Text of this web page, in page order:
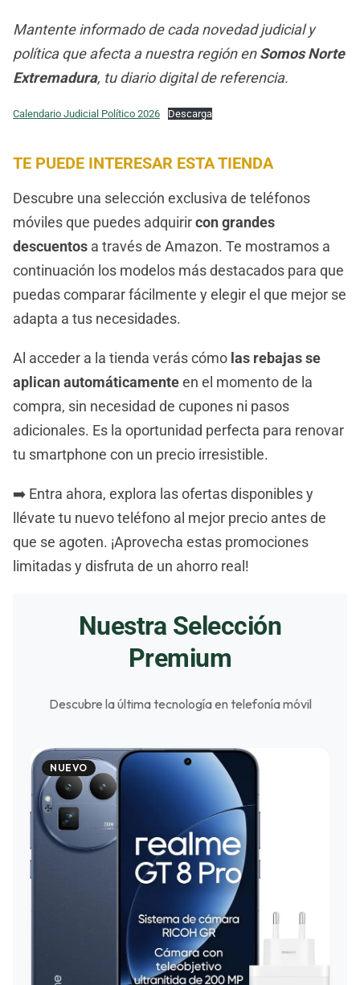
Mantente informado de cada novedad judicial y
política que afecta a nuestra región enSomos Norte
Extremadura, tu diario digital de referencia.
Calendario Judicial Político 2026 Descarga
TE PUEDE INTERESAR ESTA TIENDA
Descubre una selección exclusiva de teléfonos
móviles que puedes adquirircon grandes
descuentos a través de Amazon. Te mostramos a
continuación los modelos más destacados para que
puedas comparar fácilmente y elegir el que mejor se
adapta a tus necesidades.
Al acceder a la tienda verás cómo las rebajas se
aplican automáticamenteen el momento de la
compra, sin necesidad de cupones ni pasos
adicionales. Es la oportunidad perfecta para renovar
tu smartphone con un precio irresistible.
➡️ Entra ahora, explora las ofertas disponibles y
llévate tu nuevo teléfono al mejor precio antes de
que se agoten. ¡Aprovecha estas promociones
limitadas y disfruta de un ahorro real!
Nuestra Selección
Premium
Descubre la última tecnología en telefonía móvil
NUEVO